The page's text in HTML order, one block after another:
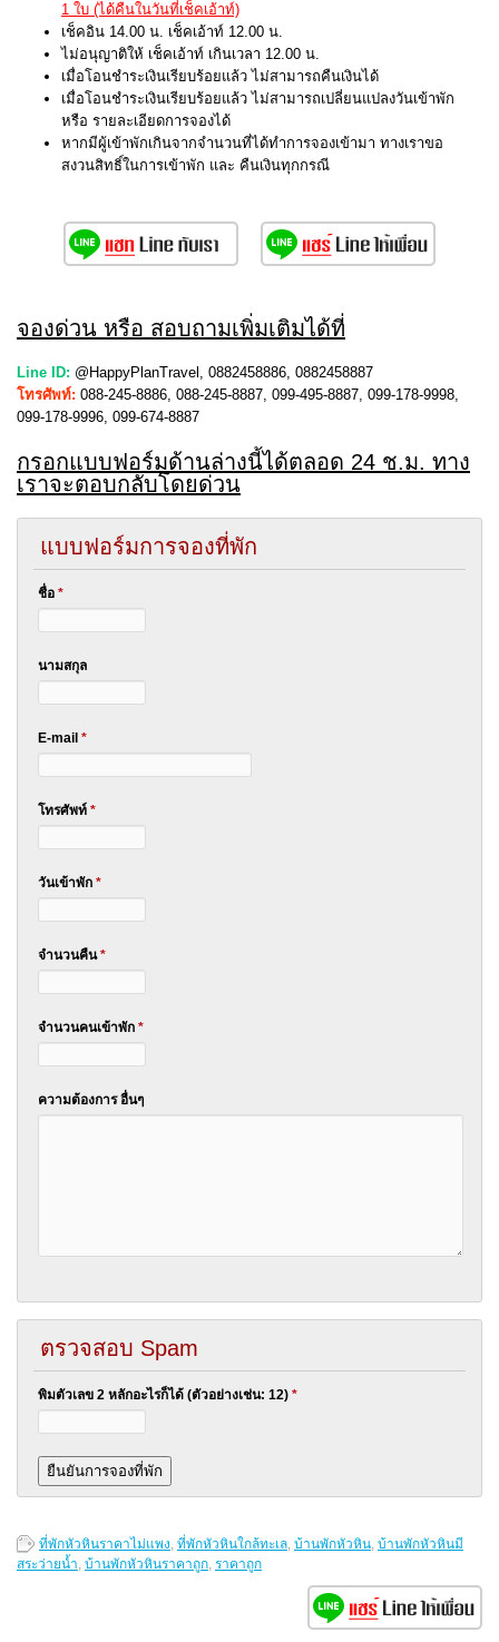
1 ใบ (ได้คืนในวันที่เช็คเอ้าท์)
เช็คอิน 14.00 น. เช็คเอ้าท์ 12.00 น.
ไม่อนุญาติให้ เช็คเอ้าท์ เกินเวลา 12.00 น.
เมื่อโอนชำระเงินเรียบร้อยแล้ว ไม่สามารถคืนเงินได้
เมื่อโอนชำระเงินเรียบร้อยแล้ว ไม่สามารถเปลี่ยนแปลงวันเข้าพัก
หรือ รายละเอียดการจองได้
หากมีผู้เข้าพักเกินจากจำนวนที่ได้ทำการจองเข้ามา ทางเราขอ
สงวนสิทธิ์ในการเข้าพัก และ คืนเงินทุกกรณี
จองด่วน หรือ สอบถามเพิ่มเติมได้ที่
Line ID: @HappyPlanTravel, 0882458886, 0882458887
โทรศัพท์: 088-245-8886, 088-245-8887, 099-495-8887, 099-178-9998,
099-178-9996, 099-674-8887
กรอกแบบฟอร์มด้านล่างนี้ได้ตลอด 24 ช.ม. ทาง
เราจะตอบกลับโดยด่วน
แบบฟอร์มการจองที่พัก
ชื่อ *
นามสกุล
E-mail *
โทรศัพท์ *
วันเข้าพัก *
จำนวนคืน*
จำนวนคนเข้าพัก *
ความต้องการ อื่นๆ
ตรวจสอบ Spam
พิมตัวเลข 2 หลักอะไรก็ได้ (ตัวอย่างเช่น: 12) *
ที่พักหัวหินราคาไม่แพง, ที่พักหัวหินใกล้ทะเล, บ้านพักหัวหิน, บ้านพักหัวหินมี
สระว่ายน้ำ, บ้านพักหัวหินราคาถูก, ราคาถูก